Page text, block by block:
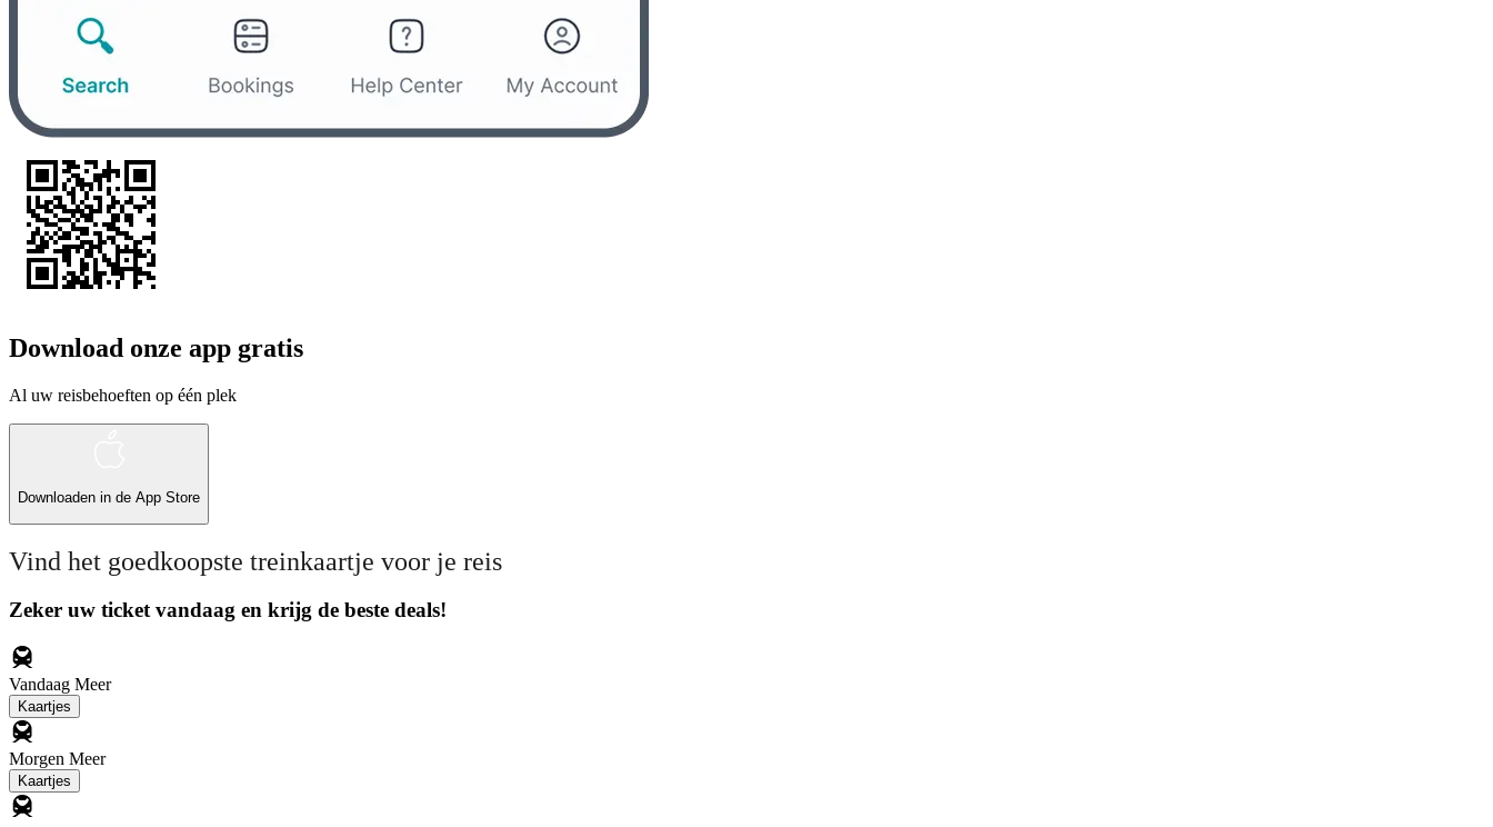
Download onze app gratis
Al uw reisbehoeften op één plek
Downloaden in de App Store
Vind het goedkoopste treinkaartje voor je reis
Zeker uw ticket vandaag en krijg de beste deals!
Vandaag Meer
Kaartjes
Morgen Meer
Kaartjes